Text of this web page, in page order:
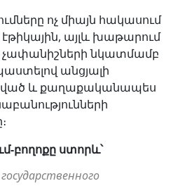
ոչ միայն հակասում
այլև խաթարում
նկատմամբ
անցյալի
և քաղաքականապես
բողոքը ստորև՝